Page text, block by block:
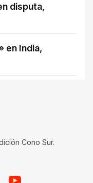
disputa,
en India,
Cono Sur.
Youtube